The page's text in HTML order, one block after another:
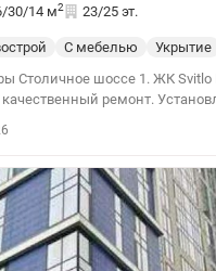
30/14 м2 23/25 эт.
С мебелью Укрытие
шоссе 1. ЖК Svitlo Park. Есть
ремонт. Установлена ​​вся